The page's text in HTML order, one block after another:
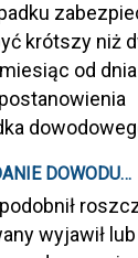
krótszy niż
od dnia
DOWODU…
wyjawił lub